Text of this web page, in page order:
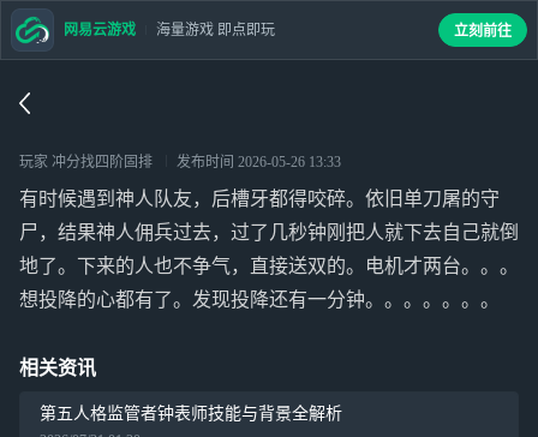
玩家 冲分找四阶固排 发布时间 2026-05-26 13:33
有时候遇到神人队友，后槽牙都得咬碎。依旧单刀屠的守
尸，结果神人佣兵过去，过了几秒钟刚把人就下去自己就倒
地了。下来的人也不争气，直接送双的。电机才两台。。。
想投降的心都有了。发现投降还有一分钟。。。。。。。
相关资讯
第五人格监管者钟表师技能与背景全解析
网易云游戏 海量游戏 即点即玩 立刻前往